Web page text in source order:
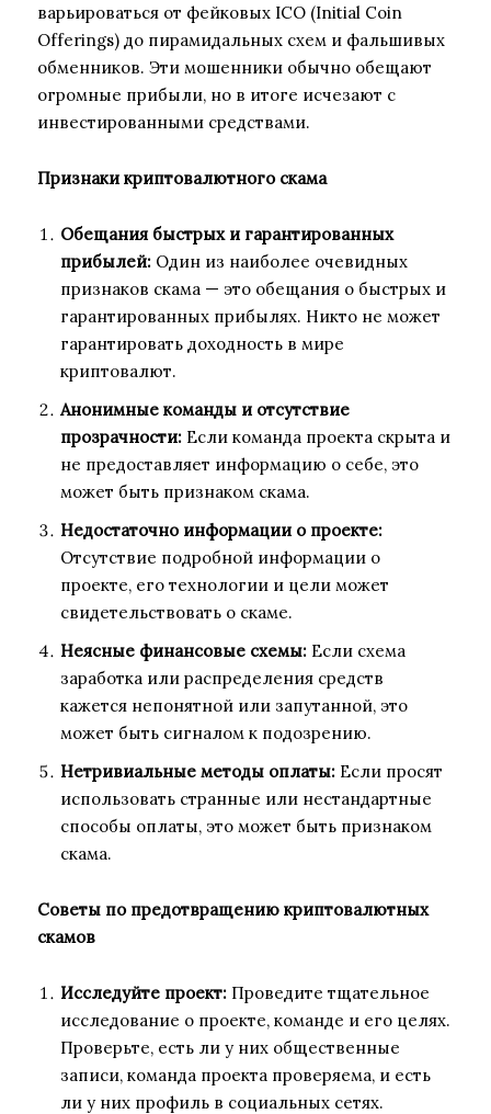
варьироваться от фейковых ICO (Initial Coin
Offerings) до пирамидальных схем и фальшивых
обменников. Эти мошенники обычно обещают
огромные прибыли, но в итоге исчезают с
инвестированными средствами.
Признаки криптовалютного скама
Обещания быстрых и гарантированных
прибылей: Один из наиболее очевидных
признаков скама — это обещания о быстрых и
гарантированных прибылях. Никто не может
гарантировать доходность в мире
криптовалют.
Анонимные команды и отсутствие
прозрачности: Если команда проекта скрыта и
не предоставляет информацию о себе, это
может быть признаком скама.
Недостаточно информации о проекте:
Отсутствие подробной информации о
проекте, его технологии и цели может
свидетельствовать о скаме.
Неясные финансовые схемы: Если схема
заработка или распределения средств
кажется непонятной или запутанной, это
может быть сигналом к подозрению.
Нетривиальные методы оплаты: Если просят
использовать странные или нестандартные
способы оплаты, это может быть признаком
скама.
Советы по предотвращению криптовалютных
скамов
Исследуйте проект: Проведите тщательное
исследование о проекте, команде и его целях.
Проверьте, есть ли у них общественные
записи, команда проекта проверяема, и есть
ли у них профиль в социальных сетях.